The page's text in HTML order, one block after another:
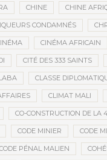
CHINE CHINE
CONDAMNÉS
CINÉMA AFRICAIN
CITÉ DES 333 SAINTS
CLASSE
CLIMAT MALI
CO-CONSTRUCTION DE LA
CODE MINIER CODE
PÉNAL MALIEN